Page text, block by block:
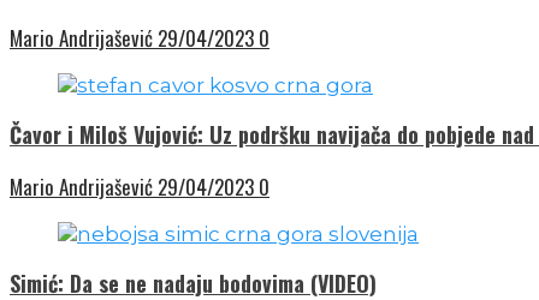
Mario Andrijašević 29/04/2023 0
Čavor i Miloš Vujović: Uz podršku navijača do pobjede nad
Mario Andrijašević 29/04/2023 0
Simić: Da se ne nadaju bodovima (VIDEO)